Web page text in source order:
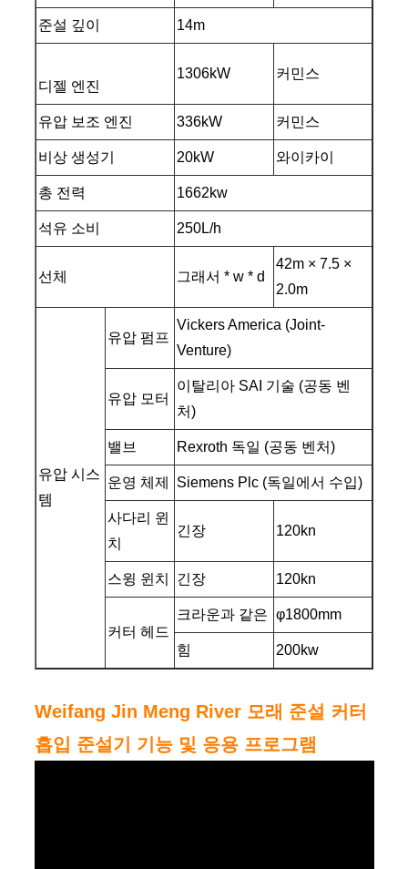
준설 깊이 14m
디젤 엔진
1306kW 커민스
유압 보조 엔진 336kW 커민스
비상 생성기 20kW 와이카이
총 전력 1662kw
석유 소비 250L/h
선체 그래서 * w * d
42m × 7.5 ×
2.0m
유압 시스
템
유압 펌프
Vickers America (Joint-
Venture)
유압 모터
이탈리아 SAI 기술 (공동 벤
처)
밸브 Rexroth 독일 (공동 벤처)
운영 체제 Siemens Plc (독일에서 수입)
사다리 윈
치
긴장 120kn
스윙 윈치 긴장 120kn
커터 헤드
크라운과 같은 φ1800mm
힘 200kw
Weifang Jin Meng River 모래 준설 커터
흡입 준설기 기능 및 응용 프로그램